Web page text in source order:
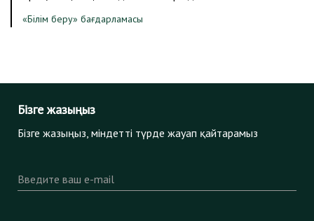
«Білім беру» бағдарламасы
Бізге жазыңыз
Бізге жазыңыз, міндетті түрде жауап қайтарамыз
Введите ваш e-mail